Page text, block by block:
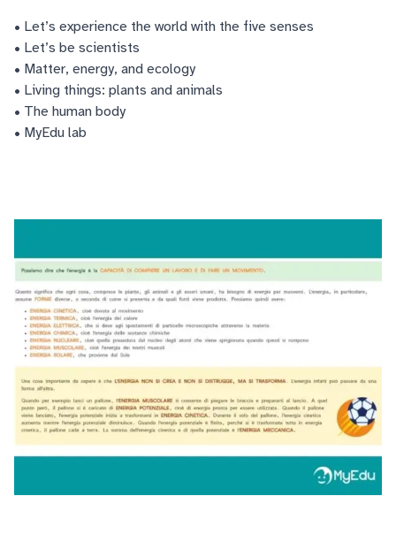
• Let’s experience the world with the five senses
• Let’s be scientists
• Matter, energy, and ecology
• Living things: plants and animals
• The human body
• MyEdu lab